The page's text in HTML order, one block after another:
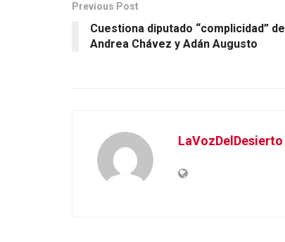
Previous Post
Cuestiona diputado “complicidad” de
Andrea Chávez y Adán Augusto
LaVozDelDesierto